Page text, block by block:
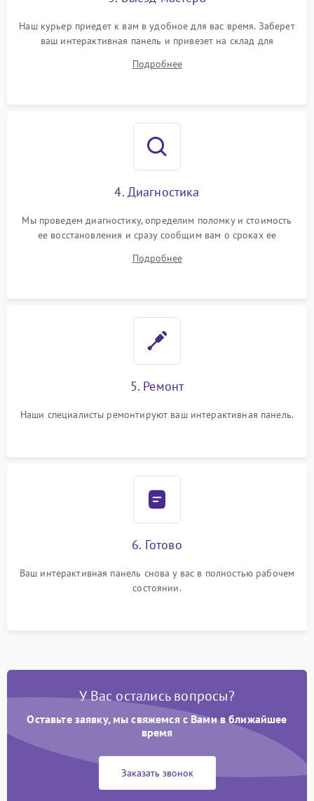
Наш курьер приедет к вам в удобное для вас время. Заберет
ваш интерактивная панель и привезет на склад для
Подробнее
4. Диагностика
Мы проведем диагностику, определим поломку и стоимость
ее восстановления и сразу сообщим вам о сроках ее
Подробнее
5. Ремонт
Наши специалисты ремонтируют ваш интерактивная панель.
6. Готово
Ваш интерактивная панель снова у вас в полностью рабочем
состоянии.
У Вас остались вопросы?
Оставьте заявку, мы свяжемся с Вами в ближайшее
время
Заказать звонок